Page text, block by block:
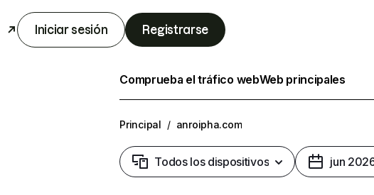
Iniciar sesión Registrarse
Comprueba el tráfico webWeb principales
Principal / anroipha.com
Todos los dispositivos jun